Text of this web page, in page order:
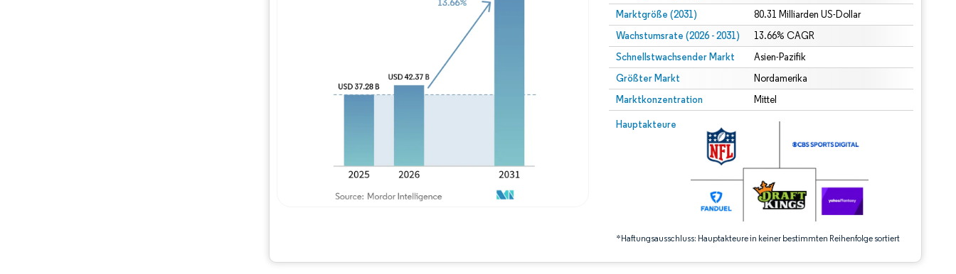
Marktgröße (2031) 80.31 Milliarden US-Dollar
Wachstumsrate (2026 - 2031) 13.66% CAGR
Schnellstwachsender Markt Asien-Pazifik
Größter Markt Nordamerika
Marktkonzentration Mittel
Hauptakteure
*Haftungsausschluss: Hauptakteure in keiner bestimmten Reihenfolge sortiert
Bild © Mordor Intelligence. Wiederverwendung erfordert Namensnennung gemäß CC BY 4.0.
Bild © Mordor Intelligence. Wiederverwendung erfordert Namensnennung gemäß CC BY 4.0.